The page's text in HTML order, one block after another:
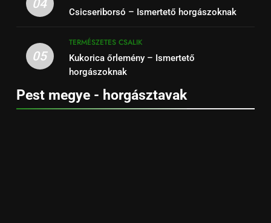
04
Csicseriborsó – Ismertető horgászoknak
05
TERMÉSZETES CSALIK
Kukorica őrlemény – Ismertető
horgászoknak
Pest megye - horgásztavak